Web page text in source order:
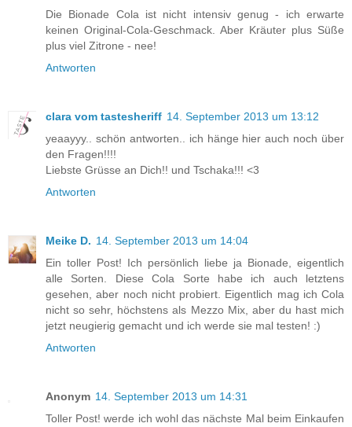
Die Bionade Cola ist nicht intensiv genug - ich erwarte
keinen Original-Cola-Geschmack. Aber Kräuter plus Süße
plus viel Zitrone - nee!
Antworten
clara vom tastesheriff 14. September 2013 um 13:12
yeaayyy.. schön antworten.. ich hänge hier auch noch über
den Fragen!!!!
Liebste Grüsse an Dich!! und Tschaka!!! <3
Antworten
Meike D. 14. September 2013 um 14:04
Ein toller Post! Ich persönlich liebe ja Bionade, eigentlich
alle Sorten. Diese Cola Sorte habe ich auch letztens
gesehen, aber noch nicht probiert. Eigentlich mag ich Cola
nicht so sehr, höchstens als Mezzo Mix, aber du hast mich
jetzt neugierig gemacht und ich werde sie mal testen! :)
Antworten
Anonym 14. September 2013 um 14:31
Toller Post! werde ich wohl das nächste Mal beim Einkaufen